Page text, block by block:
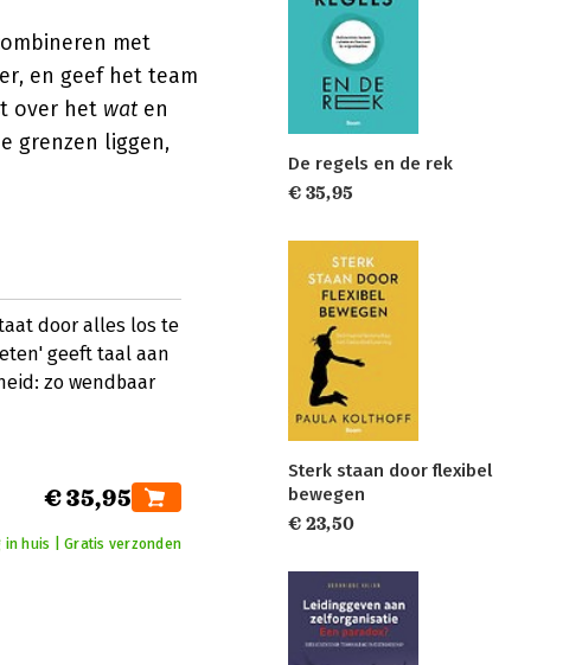
met
en geef het team
over het waten
grenzen liggen,
door alles los te
geeft taal aan
zo wendbaar
€ 35,95
in huis | Gratis verzonden
De regels en de rek
€ 35,95
Sterk staan door flexibel
bewegen
€ 23,50